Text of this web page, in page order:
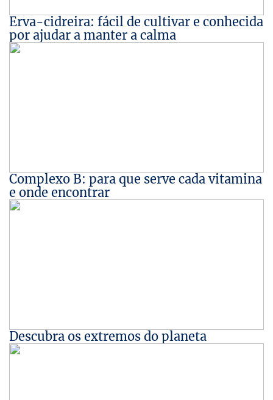
Erva-cidreira: fácil de cultivar e conhecida
por ajudar a manter a calma
Complexo B: para que serve cada vitamina
e onde encontrar
Descubra os extremos do planeta